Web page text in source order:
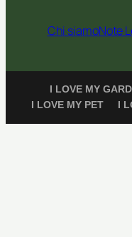
Chi siamoNote
I LOVE MY
I LOVE MY PET
I